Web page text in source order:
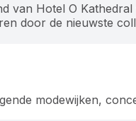
van Hotel O
door de nieuwste
modewijken,